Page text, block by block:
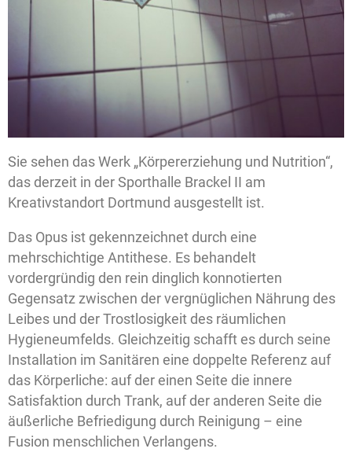
Sie sehen das Werk „Körpererziehung und Nutrition“,
das derzeit in der Sporthalle Brackel II am
Kreativstandort Dortmund ausgestellt ist.
Das Opus ist gekennzeichnet durch eine
mehrschichtige Antithese. Es behandelt
vordergründig den rein dinglich konnotierten
Gegensatz zwischen der vergnüglichen Nährung des
Leibes und der Trostlosigkeit des räumlichen
Hygieneumfelds. Gleichzeitig schafft es durch seine
Installation im Sanitären eine doppelte Referenz auf
das Körperliche: auf der einen Seite die innere
Satisfaktion durch Trank, auf der anderen Seite die
äußerliche Befriedigung durch Reinigung – eine
Fusion menschlichen Verlangens.